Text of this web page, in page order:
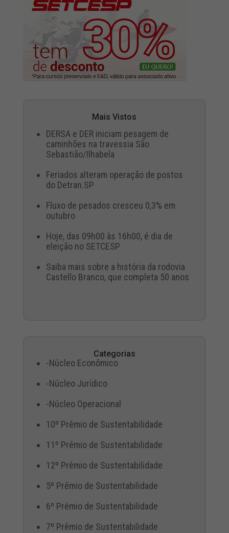
Mais Vistos
DERSA e DER iniciam pesagem de
caminhões na travessia São
Sebastião/Ilhabela
Feriados alteram operação de postos
do Detran.SP
Fluxo de pesados cresceu 0,3% em
outubro
Hoje, das 09h00 às 16h00, é dia de
eleição no SETCESP
Saiba mais sobre a história da rodovia
Castello Branco, que completa 50 anos
Categorias
-Núcleo Econômico
-Núcleo Jurídico
-Núcleo Operacional
10º Prêmio de Sustentabilidade
11º Prêmio de Sustentabilidade
12º Prêmio de Sustentabilidade
5º Prêmio de Sustentabilidade
6º Prêmio de Sustentabilidade
7º Prêmio de Sustentabilidade